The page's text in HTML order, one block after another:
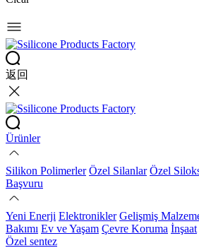
返回
Ürünler
Silikon Polimerler Özel Silanlar Özel
Başvuru
Yeni Enerji Elektronikler Gelişmiş
Bakımı Ev ve Yaşam Çevre Koruma İnşaat
Özel sentez